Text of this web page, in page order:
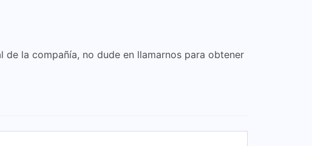
la compañía, no dude en llamarnos para obtener